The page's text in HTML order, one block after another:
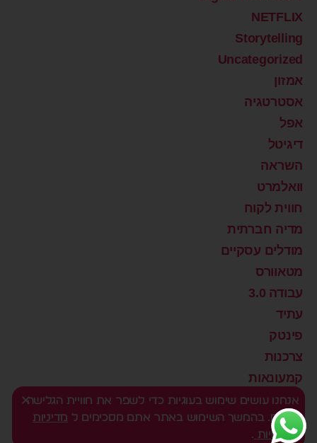
NETFLIX
Storytelling
Uncategorized
אמזון
אסטרטגיה
אפל
דיגיטל
השראה
וואלמרט
חווית לקוח
מדיה חברתית
מודלים עסקיים
מטאוורס
עבודה 3.0
עתיד
פינטק
צרכנות
קמעונאות
רוצים שינוי?
שיווק דיגיטלי
אנחנו עושים שימוש בעוגיות כדי לשפר את חוויית הגלישה
שלכם. בהמשך השימוש באתר אתם מסכימים ל מדיניות
הפרטיות .